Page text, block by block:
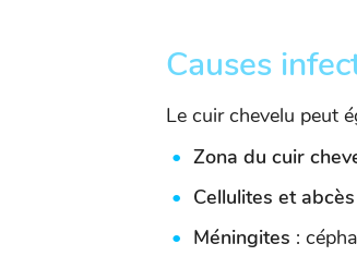
Causes
Le cuir chevelu peut
Zona du cuir
Cellulites et abcès
Méningites :